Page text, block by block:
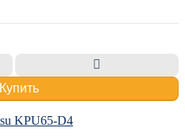
Купить